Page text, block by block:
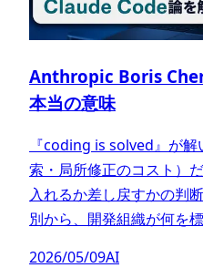
Anthropic Boris
本当の意味
『coding is solved』が
索・局所修正のコスト）
入れるか差し戻すかの判
別から、開発組織が何を
2026/05/09AI